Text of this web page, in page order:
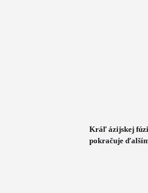
Kráľ ázijskej
pokračuje